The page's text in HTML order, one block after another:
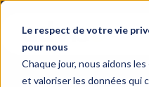
Le respect de votre vie
pour nous
Chaque jour, nous aidons
et valoriser les données qui